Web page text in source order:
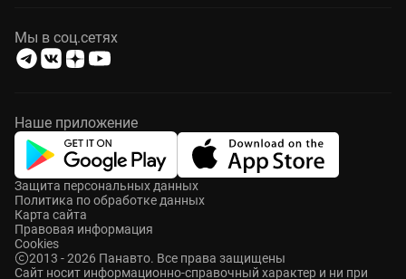
Мы в соц.сетях
Наше приложение
2013 - 2026 Панавто. Все права защищены
Cайт носит информационно-справочный характер и ни при
Защита персональных данных
Политика по обработке данных
Карта сайта
Правовая информация
Cookies